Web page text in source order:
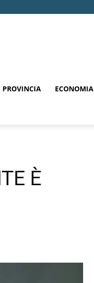
PROVINCIA ECONOMIA
È